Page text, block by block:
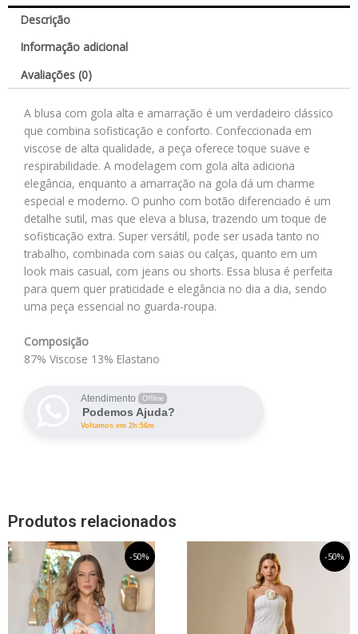
Descrição
Informação adicional
Avaliações (0)
A blusa com gola alta e amarração é um verdadeiro clássico
que combina sofisticação e conforto. Confeccionada em
viscose de alta qualidade, a peça oferece toque suave e
respirabilidade. A modelagem com gola alta adiciona
elegância, enquanto a amarração na gola dá um charme
especial e moderno. O punho com botão diferenciado é um
detalhe sutil, mas que eleva a blusa, trazendo um toque de
sofisticação extra. Super versátil, pode ser usada tanto no
trabalho, combinada com saias ou calças, quanto em um
look mais casual, com jeans ou shorts. Essa blusa é perfeita
para quem quer praticidade e elegância no dia a dia, sendo
uma peça essencial no guarda-roupa.
Composição
87% Viscose 13% Elastano
Atendimento Offline
Podemos Ajuda?
Voltamos em 2h:56m
Produtos relacionados
-50%
preço
original
era:
R$339,99.
O
preço
atual
é:
R$169,99.
Este
produto
tem
várias
-50%
preço
original
era:
R$179,99.
preço
atual
Este
produto